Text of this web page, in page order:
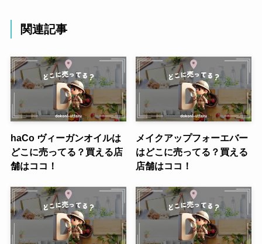
関連記事
haCo ヴィーガンオイルは
どこに売ってる？買える店
舗はココ！
メイクアップフォーエバー
はどこに売ってる？買える
店舗はココ！